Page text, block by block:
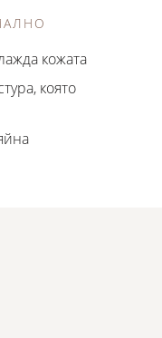
кожата
която